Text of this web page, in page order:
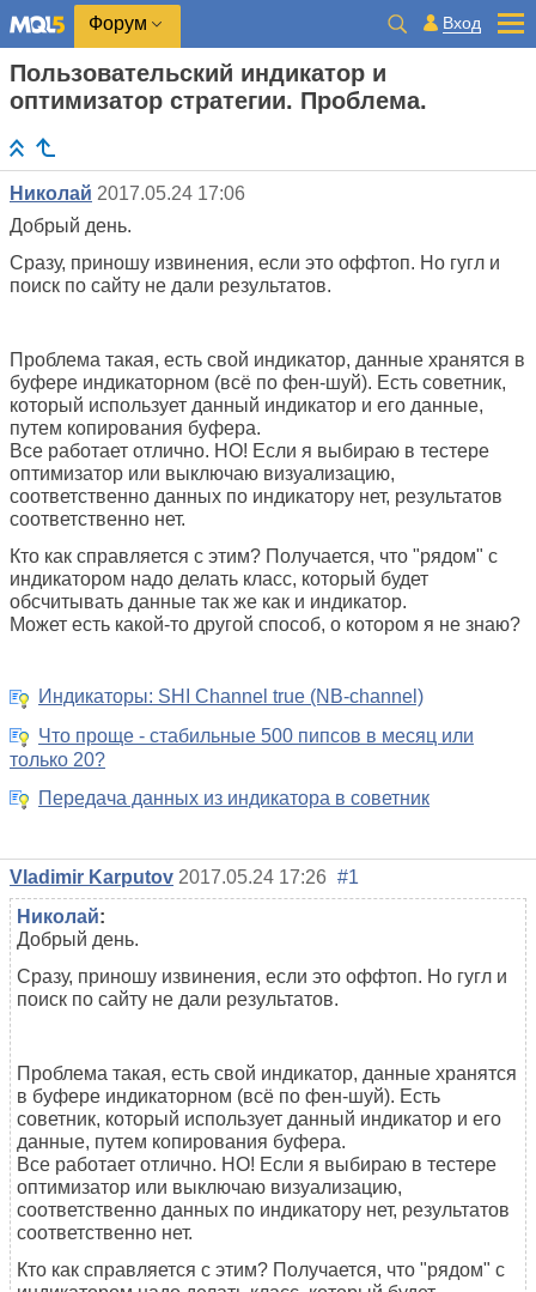
Форум Вход
Пользовательский индикатор и
оптимизатор стратегии. Проблема.
Николай 2017.05.24 17:06
Добрый день.
Сразу, приношу извинения, если это оффтоп. Но гугл и
поиск по сайту не дали результатов.
Проблема такая, есть свой индикатор, данные хранятся в
буфере индикаторном (всё по фен-шуй). Есть советник,
который использует данный индикатор и его данные,
путем копирования буфера.
Все работает отлично. НО! Если я выбираю в тестере
оптимизатор или выключаю визуализацию,
соответственно данных по индикатору нет, результатов
соответственно нет.
Кто как справляется с этим? Получается, что "рядом" с
индикатором надо делать класс, который будет
обсчитывать данные так же как и индикатор.
Может есть какой-то другой способ, о котором я не знаю?
Индикаторы: SHI Channel true (NB-channel)
Что проще - стабильные 500 пипсов в месяц или
только 20?
Передача данных из индикатора в советник
Vladimir Karputov 2017.05.24 17:26 #1
Николай:
Добрый день.
Сразу, приношу извинения, если это оффтоп. Но гугл и
поиск по сайту не дали результатов.
Проблема такая, есть свой индикатор, данные хранятся
в буфере индикаторном (всё по фен-шуй). Есть
советник, который использует данный индикатор и его
данные, путем копирования буфера.
Все работает отлично. НО! Если я выбираю в тестере
оптимизатор или выключаю визуализацию,
соответственно данных по индикатору нет, результатов
соответственно нет.
Кто как справляется с этим? Получается, что "рядом" с